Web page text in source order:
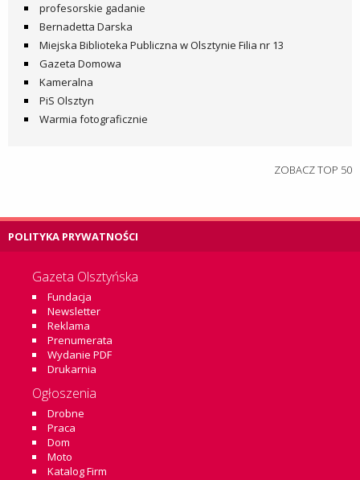
profesorskie gadanie
Bernadetta Darska
Miejska Biblioteka Publiczna w Olsztynie Filia nr 13
Gazeta Domowa
Kameralna
PiS Olsztyn
Warmia fotograficznie
ZOBACZ TOP 50
POLITYKA PRYWATNOŚCI
Gazeta Olsztyńska
Fundacja
Newsletter
Reklama
Prenumerata
Wydanie PDF
Drukarnia
Ogłoszenia
Drobne
Praca
Dom
Moto
Katalog Firm